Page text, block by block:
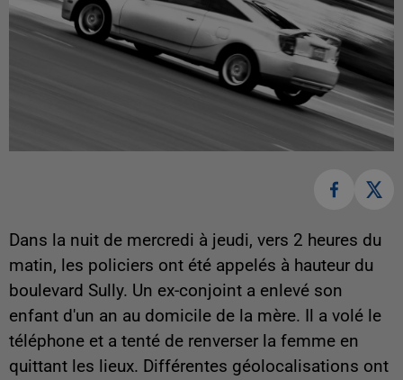
Dans la nuit de mercredi à jeudi, vers 2 heures du
matin, les policiers ont été appelés à hauteur du
boulevard Sully. Un ex-conjoint a enlevé son
enfant d'un an au domicile de la mère. Il a volé le
téléphone et a tenté de renverser la femme en
quittant les lieux. Différentes géolocalisations ont